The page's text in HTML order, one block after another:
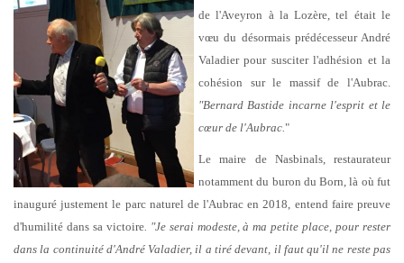
de l'Aveyron à la Lozère, tel était le
vœu du désormais prédécesseur André
Valadier pour susciter l'adhésion et la
cohésion sur le massif de l'Aubrac.
"Bernard Bastide incarne l'esprit et le
cœur de l'Aubrac. "
Le maire de Nasbinals, restaurateur
notamment du buron du Born, là où fut
inauguré justement le parc naturel de l'Aubrac en 2018, entend faire preuve
d'humilité dans sa victoire. "Je serai modeste, à ma petite place, pour rester
dans la continuité d'André Valadier, il a tiré devant, il faut qu'il ne reste pas